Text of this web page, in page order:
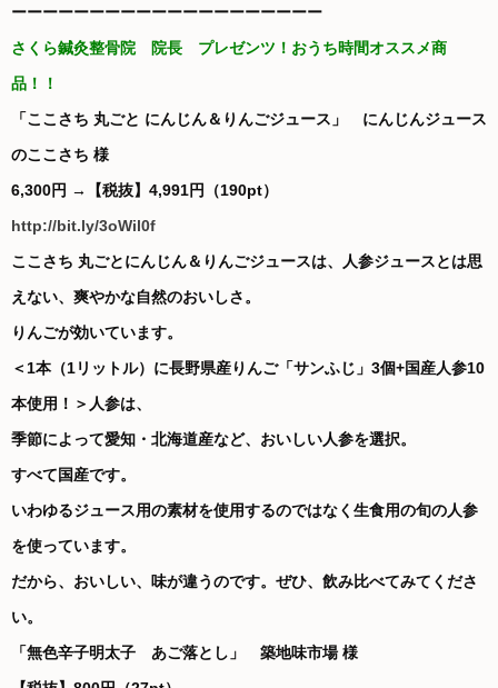
ーーーーーーーーーーーーーーーーーーーー
さくら鍼灸整骨院院長 プレゼンツ！おうち時間オススメ商
品！！
「ここさち 丸ごと にんじん＆りんごジュース」 にんじんジュース
のここさち 様
6,300円 →【税抜】4,991円（190pt）
http://bit.ly/3oWil0f
ここさち 丸ごとにんじん＆りんごジュースは、人参ジュースとは思
えない、爽やかな自然のおいしさ。
りんごが効いています。
＜1本（1リットル）に長野県産りんご「サンふじ」3個+国産人参10
本使用！＞人参は、
季節によって愛知・北海道産など、おいしい人参を選択。
すべて国産です。
いわゆるジュース用の素材を使用するのではなく生食用の旬の人参
を使っています。
だから、おいしい、味が違うのです。ぜひ、飲み比べてみてくださ
い。
「無色辛子明太子 あご落とし」 築地味市場 様